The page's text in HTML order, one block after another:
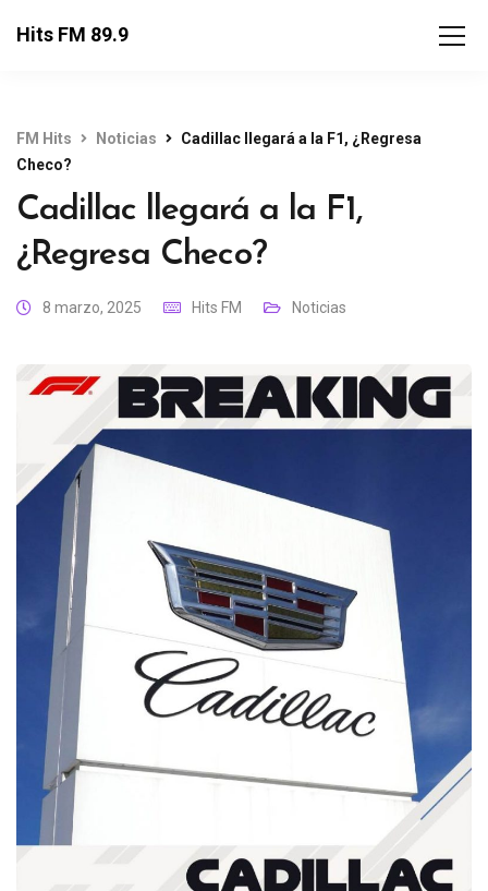
Hits FM 89.9
FM Hits Noticias
Cadillac llegará a la F1, ¿Regresa
Checo?
Cadillac llegará a la F1,
¿Regresa Checo?
8 marzo, 2025 Hits FM Noticias